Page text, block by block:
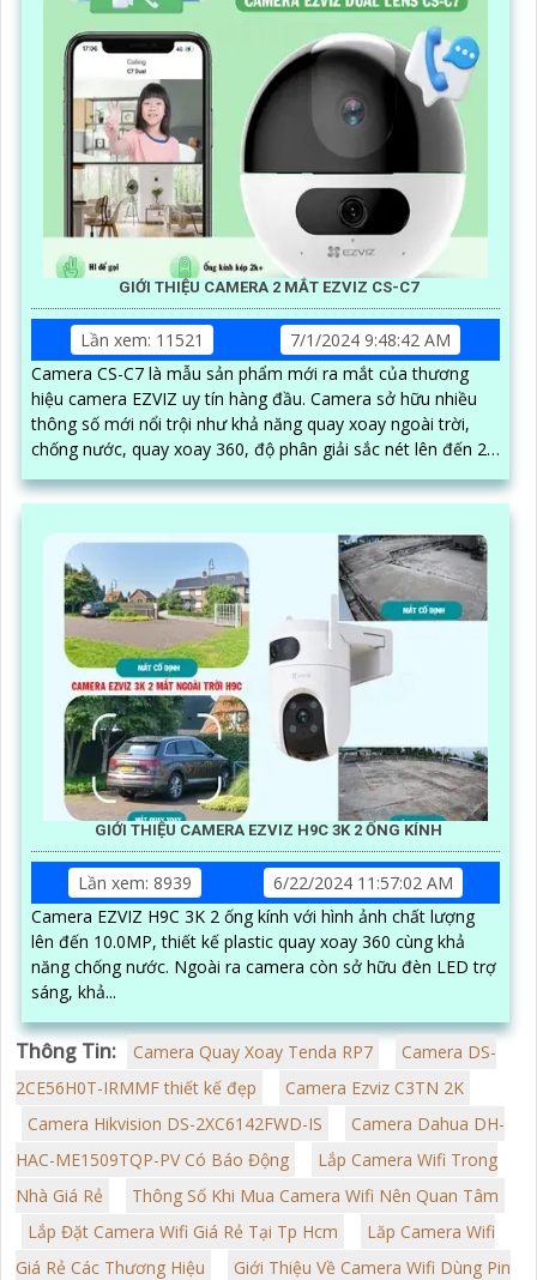
GIỚI THIỆU CAMERA 2 MẮT EZVIZ CS-C7
Lần xem: 11521
7/1/2024 9:48:42 AM
Camera CS-C7 là mẫu sản phẩm mới ra mắt của thương
hiệu camera EZVIZ uy tín hàng đầu. Camera sở hữu nhiều
thông số mới nổi trội như khả năng quay xoay ngoài trời,
chống nước, quay xoay 360, độ phân giải sắc nét lên đến 2k
GIỚI THIỆU CAMERA EZVIZ H9C 3K 2 ỐNG KÍNH
Lần xem: 8939
6/22/2024 11:57:02 AM
Camera EZVIZ H9C 3K 2 ống kính với hình ảnh chất lượng
lên đến 10.0MP, thiết kế plastic quay xoay 360 cùng khả
năng chống nước. Ngoài ra camera còn sở hữu đèn LED trợ
sáng, khả...
Thông Tin: Camera Quay Xoay Tenda RP7
Camera DS-
2CE56H0T-IRMMF thiết kế đẹp
Camera Ezviz C3TN 2K
Camera Hikvision DS-2XC6142FWD-IS
Camera Dahua DH-
HAC-ME1509TQP-PV Có Báo Động
Lắp Camera Wifi Trong
Nhà Giá Rẻ
Thông Số Khi Mua Camera Wifi Nên Quan Tâm
Lắp Đặt Camera Wifi Giá Rẻ Tại Tp Hcm
Lăp Camera Wifi
Giá Rẻ Các Thương Hiệu
Giới Thiệu Về Camera Wifi Dùng Pin